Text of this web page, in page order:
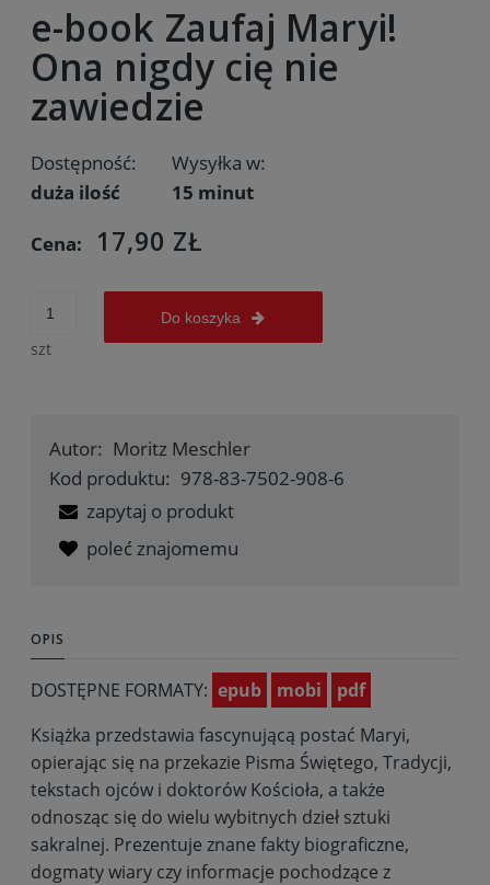
e-book Zaufaj Maryi!
Ona nigdy cię nie
zawiedzie
Dostępność:
duża ilość
Wysyłka w:
15 minut
Cena: 17,90 ZŁ
szt
Do koszyka
Autor: Moritz Meschler
Kod produktu: 978-83-7502-908-6
zapytaj o produkt
poleć znajomemu
OPIS
DOSTĘPNE FORMATY: epub mobi
pdf
Książka przedstawia fascynującą postać Maryi,
opierając się na przekazie Pisma Świętego, Tradycji,
tekstach ojców i doktorów Kościoła, a także
odnosząc się do wielu wybitnych dzieł sztuki
sakralnej. Prezentuje znane fakty biograficzne,
dogmaty wiary czy informacje pochodzące z